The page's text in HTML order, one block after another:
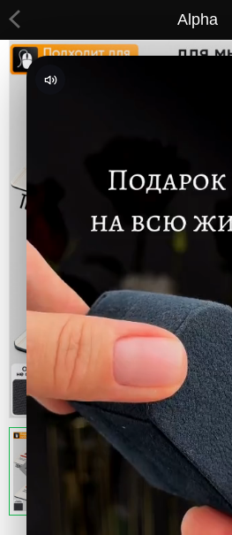
ВСЕ ТОВАРЫ
Гравировка
CoolPass
Alpha